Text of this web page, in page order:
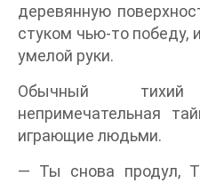
деревянную
стуком чью-то победу,
умелой руки.
Обычный
непримечательная
играющие людьми.
— Ты снова продул,